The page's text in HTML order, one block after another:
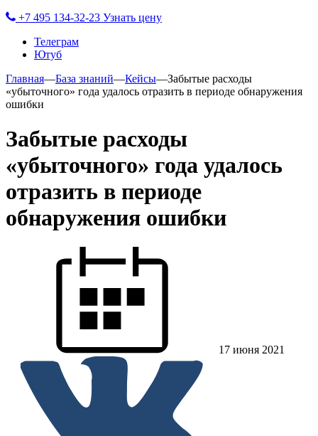
+7 495 134-32-23 Узнать цену
Телеграм
Ютуб
Главная—База знаний—Кейсы—Забытые расходы
«убыточного» года удалось отразить в периоде обнаружения
ошибки
Забытые расходы
«убыточного» года удалось
отразить в периоде
обнаружения ошибки
17 июня 2021